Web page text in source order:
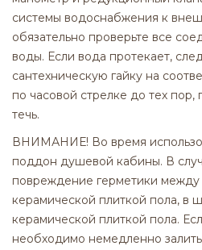
системы водоснабжения к
обязательно проверьте все
воды. Если вода протекает,
сантехническую гайку на
по часовой стрелке до тех пор,
течь.
ВНИМАНИЕ! Во время
поддон душевой кабины. В
повреждение герметики
керамической плиткой пола, в
керамической плиткой пола.
необходимо немедленно